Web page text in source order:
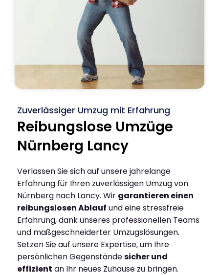
Zuverlässiger Umzug mit Erfahrung
Reibungslose Umzüge
Nürnberg Lancy
Verlassen Sie sich auf unsere jahrelange
Erfahrung für Ihren zuverlässigen Umzug von
Nürnberg nach Lancy. Wir garantieren einen
reibungslosen Ablauf und eine stressfreie
Erfahrung, dank unseres professionellen Teams
und maßgeschneiderter Umzugslösungen.
Setzen Sie auf unsere Expertise, um Ihre
persönlichen Gegenständesicher und
effizient an Ihr neues Zuhause zu bringen.